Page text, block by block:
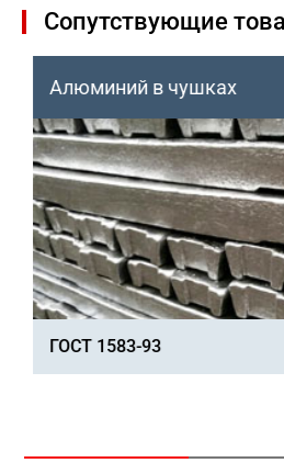
Сопутствующие
Алюминий в чушках
ГОСТ 1583-93